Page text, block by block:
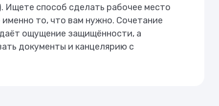
Ищете способ сделать рабочее место
то, что вам нужно. Сочетание
ощущение защищённости, а
документы и канцелярию с